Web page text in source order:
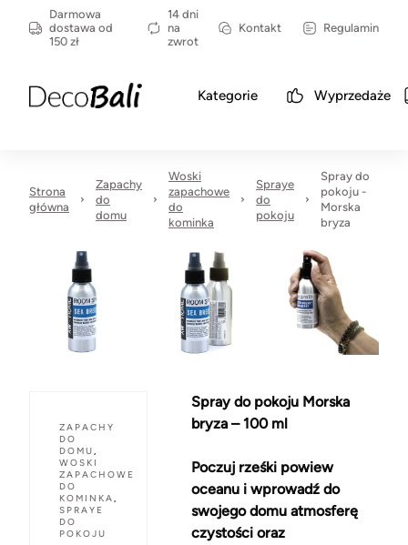
Darmowa
dostawa od
150 zł
14 dni
na
zwrot
Kontakt Regulamin
Kategorie Wyprzedaże
Strona
główna
Zapachy
do
domu
Woski
zapachowe
do
kominka
Spraye
do
pokoju
Spray do
pokoju -
Morska
bryza
ZAPACHY
DO
DOMU,
WOSKI
ZAPACHOWE
DO
KOMINKA,
SPRAYE
DO
POKOJU
Spray do pokoju Morska
bryza – 100 ml
Poczuj rześki powiew
oceanu i wprowadź do
swojego domu atmosferę
czystości oraz